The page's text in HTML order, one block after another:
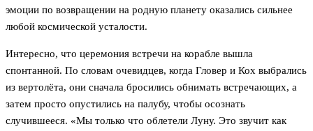
эмоции по возвращении на родную планету оказались сильнее
любой космической усталости.
Интересно, что церемония встречи на корабле вышла
спонтанной. По словам очевидцев, когда Гловер и Кох выбрались
из вертолёта, они сначала бросились обнимать встречающих, а
затем просто опустились на палубу, чтобы осознать
случившееся. «Мы только что облетели Луну. Это звучит как